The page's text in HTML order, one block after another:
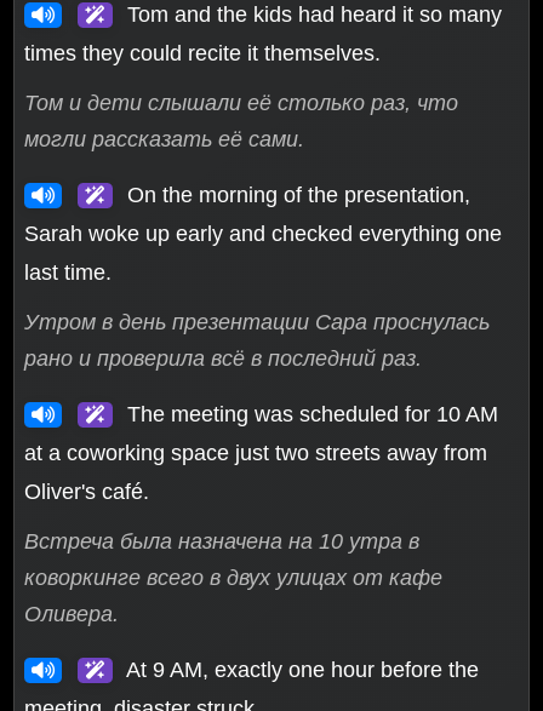
Tom and the kids had heard it so many
times they could recite it themselves.
Том и дети слышали её столько раз, что
могли рассказать её сами.
On the morning of the presentation,
Sarah woke up early and checked everything one
last time.
Утром в день презентации Сара проснулась
рано и проверила всё в последний раз.
The meeting was scheduled for 10 AM
at a coworking space just two streets away from
Oliver's café.
Встреча была назначена на 10 утра в
коворкинге всего в двух улицах от кафе
Оливера.
At 9 AM, exactly one hour before the